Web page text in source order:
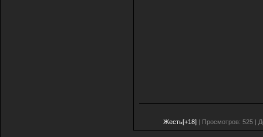
Жесть[+18]| Просмотров: 525 |